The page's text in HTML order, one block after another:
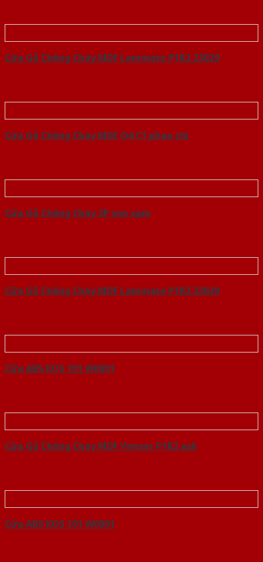
Cửa Gỗ Chống Cháy MDF Laminate P1R2 23029
Cửa Gỗ Chống Cháy MDF O4 C1 phao chi
Cửa Gỗ Chống Cháy 2P son xam
Cửa Gỗ Chống Cháy MDF Laminate P1R2 23029
Cửa ABS KOS 101 W0901
Cửa Gỗ Chống Cháy MDF Veneer P1R2 ash
Cửa ABS KOS 101 W0901